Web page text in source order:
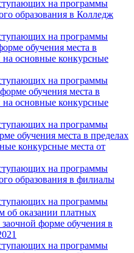
на программы
образования в Колледж
на программы
обучения места в
на основные конкурсные
на программы
обучения места в
на основные конкурсные
на программы
обучения места в пределах
конкурсные места от
на программы
образования в филиалы
на программы
об оказании платных
форме обучения в
на программы